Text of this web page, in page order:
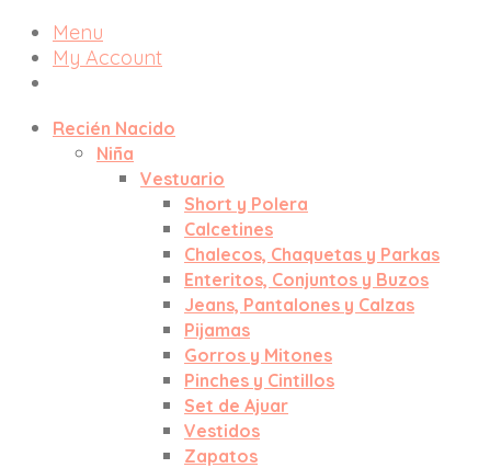
Menu
My Account
Recién Nacido
Niña
Vestuario
Short y Polera
Calcetines
Chalecos, Chaquetas y Parkas
Enteritos, Conjuntos y Buzos
Jeans, Pantalones y Calzas
Pijamas
Gorros y Mitones
Pinches y Cintillos
Set de Ajuar
Vestidos
Zapatos